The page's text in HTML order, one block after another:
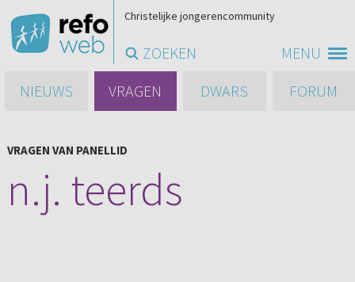
MENU
Christelijke jongerencommunity
ZOEKEN
NIEUWS
VRAGEN DWARS FORUM
VRAGEN VAN PANELLID
n.j. teerds